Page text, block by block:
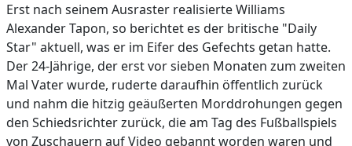
Erst nach seinem Ausraster realisierte Williams
Alexander Tapon, so berichtet es der britische "Daily
Star" aktuell, was er im Eifer des Gefechts getan hatte.
Der 24-Jährige, der erst vor sieben Monaten zum zweiten
Mal Vater wurde, ruderte daraufhin öffentlich zurück
und nahm die hitzig geäußerten Morddrohungen gegen
den Schiedsrichter zurück, die am Tag des Fußballspiels
von Zuschauern auf Video gebannt worden waren und